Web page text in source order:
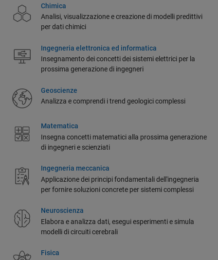
Chimica
Analisi, visualizzazione e creazione di modelli predittivi
per dati chimici
Ingegneria elettronica ed informatica
Insegnamento dei concetti dei sistemi elettrici per la
prossima generazione di ingegneri
Geoscienze
Analizza e comprendi i trend geologici complessi
Matematica
Insegna concetti matematici alla prossima generazione
di ingegneri e scienziati
Ingegneria meccanica
Applicazione dei principi fondamentali dell'ingegneria
per fornire soluzioni concrete per sistemi complessi
Neuroscienza
Elabora e analizza dati, esegui esperimenti e simula
modelli di circuiti cerebrali
Fisica